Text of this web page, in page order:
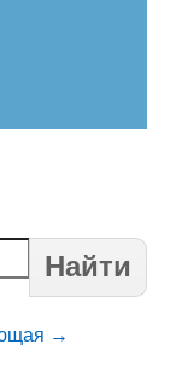
Найти